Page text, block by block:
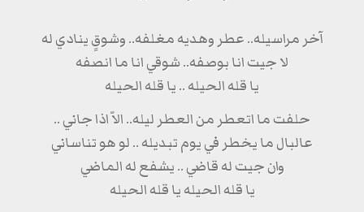
آخر مراسيله.. عطر وهديه مغلفه.. وشوقٍ ينادي له
لا جيت انا بوصفه.. شوقي انا ما انصفه
يا قله الحيله .. يا قله الحيله
حلفت ما اتعطر من العطر ليله.. الاّ اذا جاني ..
عالبال ما يخطر في يوم تبديله .. لو هو تناساني
وان جيت له قاضي .. يشفع له الماضي
يا قله الحيله يا قله الحيله